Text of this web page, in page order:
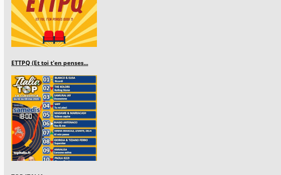
ETTPQ (Et toi t'en penses...